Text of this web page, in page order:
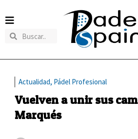
Actualidad, Pádel Profesional
Vuelven a unir sus
Marqués